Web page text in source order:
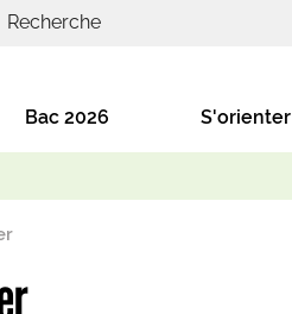
Bac 2026 S'orienter